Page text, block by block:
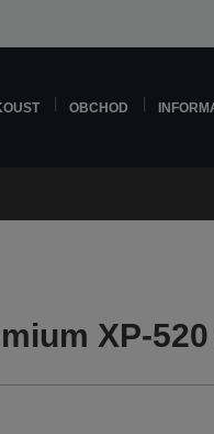
OBCHOD
XP-